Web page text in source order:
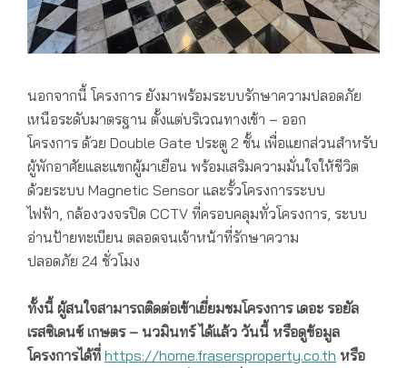
นอกจากนี้ โครงการ ยังมาพร้อมระบบรักษาความปลอดภัย
เหนือระดับมาตรฐาน ตั้งแต่บริเวณทางเข้า – ออก
โครงการ ด้วย Double Gate ประตู 2 ชั้น เพื่อแยกส่วนสำหรับ
ผู้พักอาศัยและแขกผู้มาเยือน พร้อมเสริมความมั่นใจให้ชีวิต
ด้วยระบบ Magnetic Sensor และรั้วโครงการระบบ
ไฟฟ้า, กล้องวงจรปิด CCTV ที่ครอบคลุมทั่วโครงการ, ระบบ
อ่านป้ายทะเบียน ตลอดจนเจ้าหน้าที่รักษาความ
ปลอดภัย 24 ชั่วโมง
ทั้งนี้ ผู้สนใจสามารถติดต่อเข้าเยี่ยมชมโครงการเดอะ รอยัล
เรสซิเดนซ์ เกษตร – นวมินทร์ ได้แล้ว วันนี้ หรือดูข้อมูล
โครงการได้ที่ https://home.frasersproperty.co.th หรือ